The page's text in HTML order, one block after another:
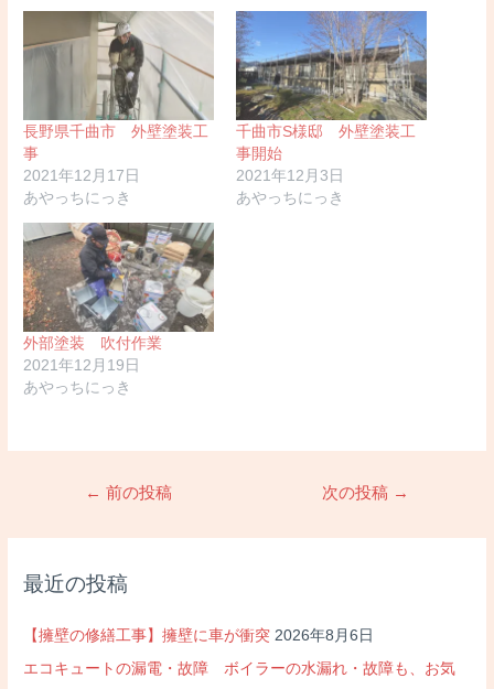
最近の投稿
【擁壁の修繕工事】擁壁に車が衝突 2026年8月6日
エコキュートの漏電・故障 ボイラーの水漏れ・故障も、お気
長野県千曲市 外壁塗装工
事
2021年12月17日
あやっちにっき
千曲市S様邸 外壁塗装工
事開始
2021年12月3日
あやっちにっき
外部塗装 吹付作業
2021年12月19日
あやっちにっき
ナ
ゲ
ー
ョ
← 前の投稿 次の投稿 →